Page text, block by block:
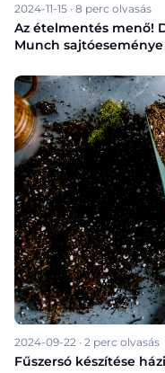
2024-11-15 · 8 perc olvasás
Az ételmentés menő!
Munch sajtóeseménye
2024-09-22 · 2 perc olvasás
Fűszersó készítése